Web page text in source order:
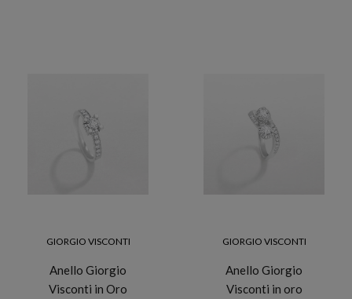
GIORGIO VISCONTI
Anello Giorgio
Visconti in Oro
GIORGIO VISCONTI
Anello Giorgio
Visconti in oro